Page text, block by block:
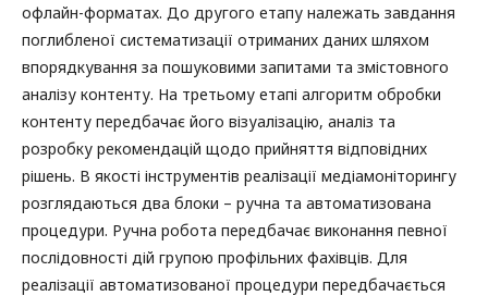
офлайн-форматах. До другого етапу належать завдання
поглибленої систематизації отриманих даних шляхом
впорядкування за пошуковими запитами та змістовного
аналізу контенту. На третьому етапі алгоритм обробки
контенту передбачає його візуалізацію, аналіз та
розробку рекомендацій щодо прийняття відповідних
рішень. В якості інструментів реалізації медіамоніторингу
розглядаються два блоки – ручна та автоматизована
процедури. Ручна робота передбачає виконання певної
послідовності дій групою профільних фахівців. Для
реалізації автоматизованої процедури передбачається